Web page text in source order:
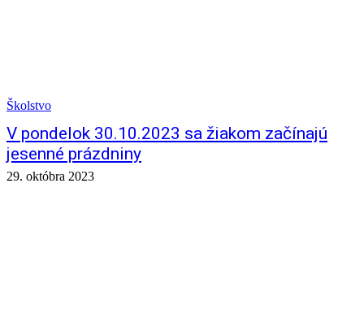
Školstvo
V pondelok 30.10.2023 sa žiakom začínajú
jesenné prázdniny
29. októbra 2023